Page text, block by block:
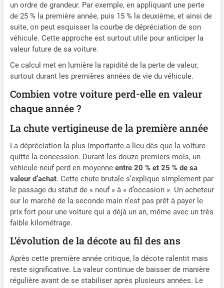
un ordre de grandeur. Par exemple, en appliquant une perte
de 25 % la première année, puis 15 % la deuxième, et ainsi de
suite, on peut esquisser la courbe de dépréciation de son
véhicule. Cette approche est surtout utile pour anticiper la
valeur future de sa voiture.
Ce calcul met en lumière la rapidité de la perte de valeur,
surtout durant les premières années de vie du véhicule.
Combien votre voiture perd-elle en valeur
chaque année ?
La chute vertigineuse de la première année
La dépréciation la plus importante a lieu dès que la voiture
quitte la concession. Durant les douze premiers mois, un
véhicule neuf perd en moyenne entre 20 % et 25 % de sa
valeur d’achat. Cette chute brutale s’explique simplement par
le passage du statut de « neuf » à « d’occasion ». Un acheteur
sur le marché de la seconde main n’est pas prêt à payer le
prix fort pour une voiture qui a déjà un an, même avec un très
faible kilométrage.
L’évolution de la décote au fil des ans
Après cette première année critique, la décote ralentit mais
reste significative. La valeur continue de baisser de manière
régulière avant de se stabiliser après plusieurs années. Le